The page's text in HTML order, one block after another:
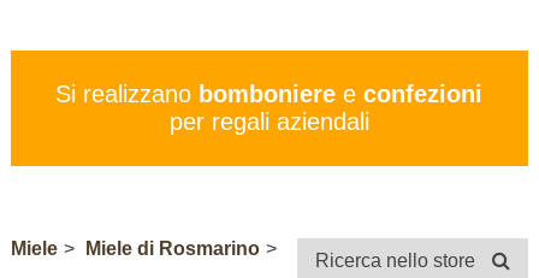
CONTATTI
Si realizzano bomboniere econfezioni
per regali aziendali
Ricerca nello store
Miele > Miele di Rosmarino >